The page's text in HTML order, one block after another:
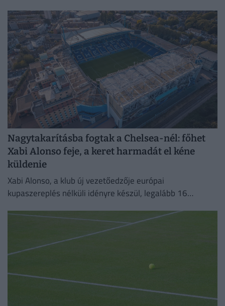
Nagytakarításba fogtak a Chelsea-nél: főhet
Xabi Alonso feje, a keret harmadát el kéne
küldenie
Xabi Alonso, a klub új vezetőedzője európai
kupaszereplés nélküli idényre készül, legalább 16